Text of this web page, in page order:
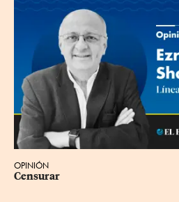
OPINIÓN
Censurar